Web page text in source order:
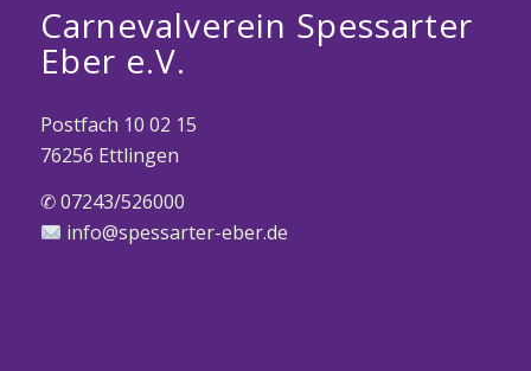
Carnevalverein Spessarter
Eber e.V.
Postfach 10 02 15
76256 Ettlingen
✆ 07243/526000
info@spessarter-eber.de